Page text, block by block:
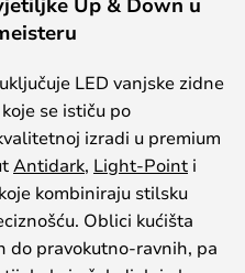
LED vanjske zidne
se ističu po
izradi u premium
Antidark, Light-Point i
kombiniraju stilsku
Oblici kućišta
do pravokutno-ravnih, pa